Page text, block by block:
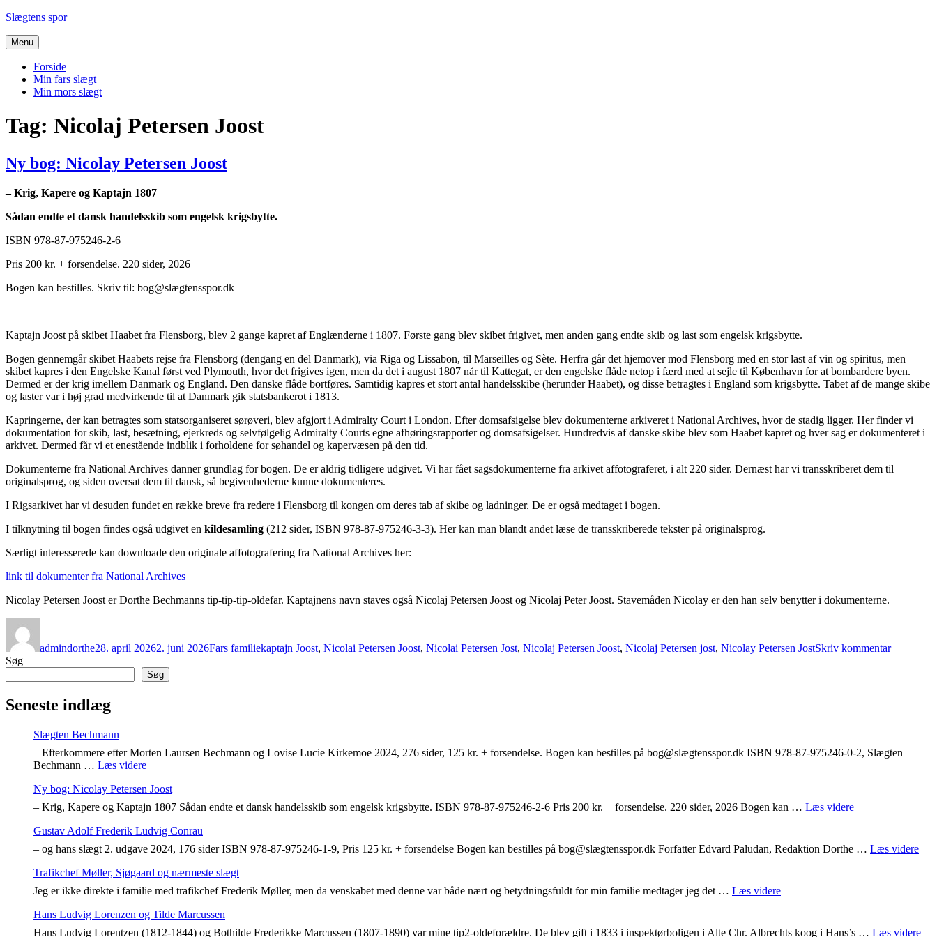
Videre
indhold
Slægtens spor
Menu
Forside
Min fars slægt
Min mors slægt
Tag: Nicolaj Petersen Joost
Ny bog: Nicolay Petersen Joost
– Krig, Kapere og Kaptajn 1807
Sådan endte et dansk handelsskib som engelsk krigsbytte.
ISBN 978-87-975246-2-6
Pris 200 kr. + forsendelse. 220 sider, 2026
Bogen kan bestilles. Skriv til: bog@slægtensspor.dk
Kaptajn Joost på skibet Haabet fra Flensborg, blev 2 gange kapret af Englænderne i 1807. Første gang blev skibet frigivet, men anden gang endte skib og last som engelsk krigsbytte.
Bogen gennemgår skibet Haabets rejse fra Flensborg (dengang en del Danmark), via Riga og Lissabon, til Marseilles og Sète. Herfra går det hjemover mod Flensborg med en stor last af vin og spiritus, men
skibet kapres i den Engelske Kanal først ved Plymouth, hvor det frigives igen, men da det i august 1807 når til Kattegat, er den engelske flåde netop i færd med at sejle til København for at bombardere byen.
Dermed er der krig imellem Danmark og England. Den danske flåde bortføres. Samtidig kapres et stort antal handelsskibe (herunder Haabet), og disse betragtes i England som krigsbytte. Tabet af de mange skibe
og laster var i høj grad medvirkende til at Danmark gik statsbankerot i 1813.
Kapringerne, der kan betragtes som statsorganiseret sørøveri, blev afgjort i Admiralty Court i London. Efter domsafsigelse blev dokumenterne arkiveret i National Archives, hvor de stadig ligger. Her finder vi
dokumentation for skib, last, besætning, ejerkreds og selvfølgelig Admiralty Courts egne afhøringsrapporter og domsafsigelser. Hundredvis af danske skibe blev som Haabet kapret og hver sag er dokumenteret i
arkivet. Dermed får vi et enestående indblik i forholdene for søhandel og kapervæsen på den tid.
Dokumenterne fra National Archives danner grundlag for bogen. De er aldrig tidligere udgivet. Vi har fået sagsdokumenterne fra arkivet affotograferet, i alt 220 sider. Dernæst har vi transskriberet dem til
originalsprog, og siden oversat dem til dansk, så begivenhederne kunne dokumenteres.
I Rigsarkivet har vi desuden fundet en række breve fra redere i Flensborg til kongen om deres tab af skibe og ladninger. De er også medtaget i bogen.
I tilknytning til bogen findes også udgivet en kildesamling (212 sider, ISBN 978-87-975246-3-3). Her kan man blandt andet læse de transskriberede tekster på originalsprog.
Særligt interesserede kan downloade den originale affotografering fra National Archives her:
link til dokumenter fra National Archives
Nicolay Petersen Joost er Dorthe Bechmanns tip-tip-tip-oldefar. Kaptajnens navn staves også Nicolaj Petersen Joost og Nicolaj Peter Joost. Stavemåden Nicolay er den han selv benytter i dokumenterne.
admindorthe28. april 20262. juni 2026Fars familiekaptajn Joost, Nicolai Petersen Joost, Nicolai Petersen Jost, Nicolaj Petersen Joost, Nicolaj Petersen jost, Nicolay Petersen JostSkriv kommentarbog:
Søg
Søg
Seneste indlæg
Slægten Bechmann
– Efterkommere efter Morten Laursen Bechmann og Lovise Lucie Kirkemoe 2024, 276 sider, 125 kr. + forsendelse. Bogen kan bestilles på bog@slægtensspor.dk ISBN 978-87-975246-0-2, Slægten
Bechmann … Læs videre"Slægten
Ny bog: Nicolay Petersen Joost
– Krig, Kapere og Kaptajn 1807 Sådan endte et dansk handelsskib som engelsk krigsbytte. ISBN 978-87-975246-2-6 Pris 200 kr. + forsendelse. 220 sider, 2026 Bogen kan … Læs videre"Ny
Petersen
Joost"
Gustav Adolf Frederik Ludvig Conrau
– og hans slægt 2. udgave 2024, 176 sider ISBN 978-87-975246-1-9, Pris 125 kr. + forsendelse Bogen kan bestilles på bog@slægtensspor.dk Forfatter Edvard Paludan, Redaktion Dorthe … Læs videre
Trafikchef Møller, Sjøgaard og nærmeste slægt
Jeg er ikke direkte i familie med trafikchef Frederik Møller, men da venskabet med denne var både nært og betydningsfuldt for min familie medtager jeg det … Læs videre"Trafikchef
og
Hans Ludvig Lorenzen og Tilde Marcussen
Hans Ludvig Lorentzen (1812-1844) og Bothilde Frederikke Marcussen (1807-1890) var mine tip2-oldeforældre. De blev gift i 1833 i inspektørboligen i Alte Chr. Albrechts koog i Hans’s … Læs videre